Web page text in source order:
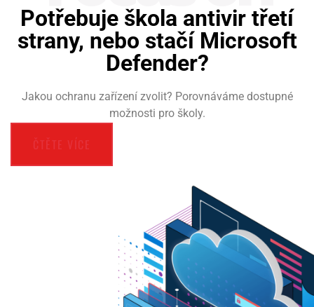
Potřebuje škola antivir třetí
strany, nebo stačí Microsoft
Defender?
Jakou ochranu zařízení zvolit? Porovnáváme dostupné
možnosti pro školy.
ČTĚTE VÍCE